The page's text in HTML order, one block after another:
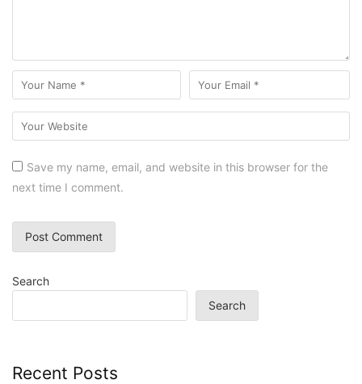
Save my name, email, and website in this browser for the
next time I comment.
Search
Search
Recent Posts